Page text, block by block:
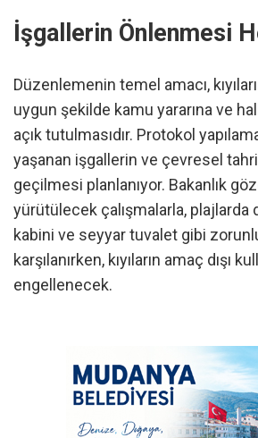
İşgallerin Önlenmesi
Düzenlemenin temel amacı,
uygun şekilde kamu yararına ve
açık tutulmasıdır. Protokol
yaşanan işgallerin ve çevresel
geçilmesi planlanıyor. Bakanlık
yürütülecek çalışmalarla, plajlarda
kabini ve seyyar tuvalet gibi
karşılanırken, kıyıların amaç dışı
engellenecek.